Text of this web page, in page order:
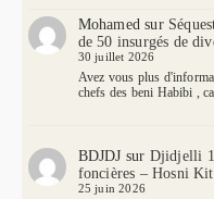
Mohamedsur
de 50 insurgés de
30 juillet 2026
Avez vous plus
chefs des beni Habibi ,
BDJDJ sur Djidjelli
foncières – Hosni
25 juin 2026